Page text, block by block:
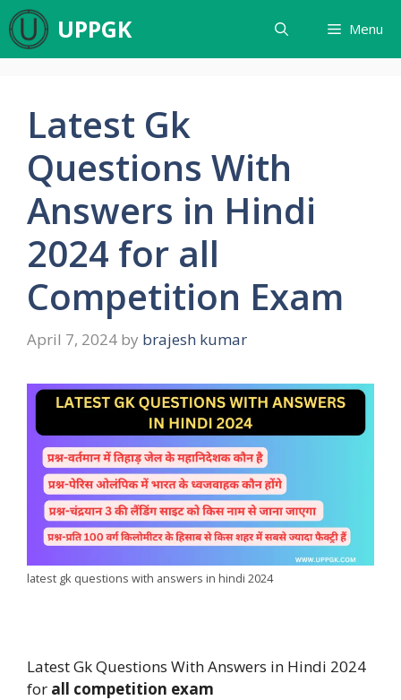
UPPGK Menu
Latest Gk
Questions With
Answers in Hindi
2024 for all
Competition Exam
April 7, 2024 by brajesh kumar
latest gk questions with answers in hindi 2024
Latest Gk Questions With Answers in Hindi 2024
for all competition exam